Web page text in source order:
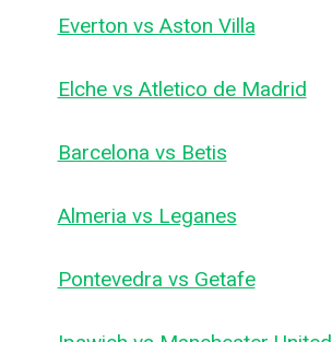
Everton vs Aston Villa
Elche vs Atletico de Madrid
Barcelona vs Betis
Almeria vs Leganes
Pontevedra vs Getafe